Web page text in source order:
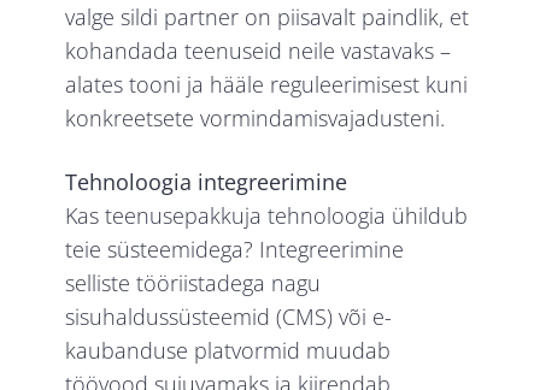
valge sildi partner on piisavalt paindlik, et
kohandada teenuseid neile vastavaks –
alates tooni ja hääle reguleerimisest kuni
konkreetsete vormindamisvajadusteni.
Tehnoloogia integreerimine
Kas teenusepakkuja tehnoloogia ühildub
teie süsteemidega? Integreerimine
selliste tööriistadega nagu
sisuhaldussüsteemid (CMS) või e-
kaubanduse platvormid muudab
töövood sujuvamaks ja kiirendab